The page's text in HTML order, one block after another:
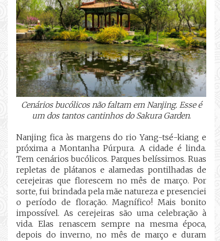
Cenários bucólicos não faltam em Nanjing. Esse é
um dos tantos cantinhos do Sakura Garden.
Nanjing fica às margens do rio Yang-tsé-kiang e
próxima a Montanha Púrpura. A cidade é linda.
Tem cenários bucólicos. Parques belíssimos. Ruas
repletas de plátanos e alamedas pontilhadas de
cerejeiras que florescem no mês de março. Por
sorte, fui brindada pela mãe natureza e presenciei
o período de floração. Magnífico! Mais bonito
impossível. As cerejeiras são uma celebração à
vida. Elas renascem sempre na mesma época,
depois do inverno, no mês de março e duram